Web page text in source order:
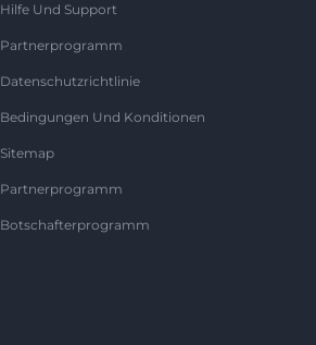
Hilfe Und Support
Partnerprogramm
Datenschutzrichtlinie
Bedingungen Und Konditionen
Sitemap
Partnerprogramm
Botschafterprogramm